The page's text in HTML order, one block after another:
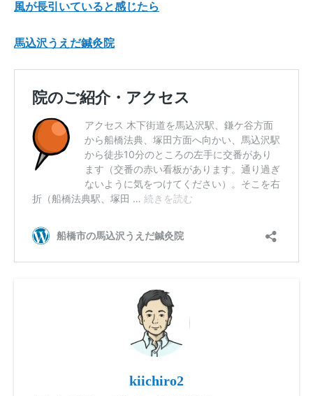
風が長引いていると感じたら
馬込沢うえだ鍼灸院
kiichiro2